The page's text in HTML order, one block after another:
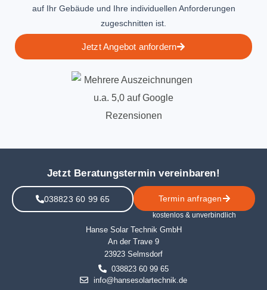
auf Ihr Gebäude und Ihre individuellen Anforderungen
zugeschnitten ist.
Jetzt Angebot anfordern
Jetzt Beratungstermin vereinbaren!
Termin anfragen
kostenlos & unverbindlich
038823 60 99 65
Hanse Solar Technik GmbH
An der Trave 9
23923 Selmsdorf
038823 60 99 65
info@hansesolartechnik.de